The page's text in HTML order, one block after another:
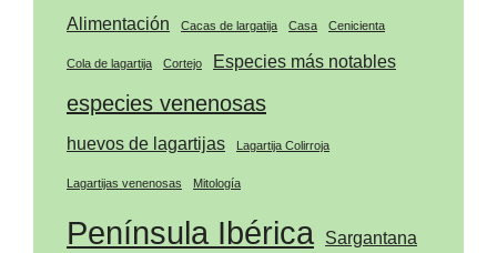
Alimentación Cacas de largatija Casa Cenicienta
Cola de lagartija Cortejo Especies más notables
especies venenosas
huevos de lagartijas Lagartija Colirroja
Lagartijas venenosas Mitología
Península Ibérica Sargantana